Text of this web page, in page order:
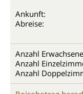
Ankunft:
Abreise:
Anzahl
Anzahl
Anzahl